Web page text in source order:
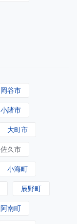
岡谷市
小諸市
大町市
佐久市
小海町
辰野町
阿南町